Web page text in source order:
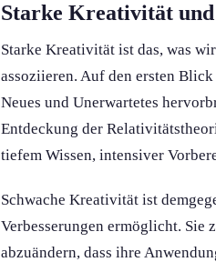
Starke Kreativität
Starke Kreativität ist das, was
assoziieren. Auf den ersten
Neues und Unerwartetes
Entdeckung der
tiefem Wissen, intensiver
Schwache Kreativität ist
Verbesserung­en ermöglicht. Sie
abzuändern, dass ihre